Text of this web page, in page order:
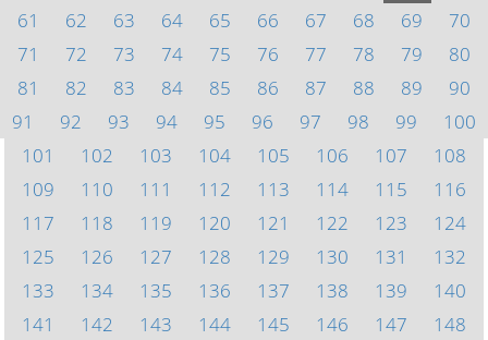
61
62 63 64 65 66 67 68 69
70
71
72 73 74 75 76 77 78 79
80
81
82 83 84 85 86 87 88 89
90
91
92 93 94 95 96 97 98 99
100
101
102 103 104 105 106 107
108
109
110 111 112 113 114 115
116
117
118 119 120 121 122 123
124
125
126 127 128 129 130 131
132
133
134 135 136 137 138 139
140
141
142 143 144 145 146 147
148